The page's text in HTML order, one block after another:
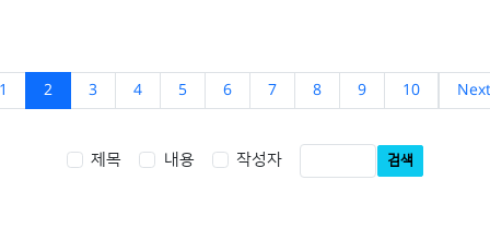
1 2 3 4 5 6 7 8 9 10 Next
제목 내용 작성자 검색